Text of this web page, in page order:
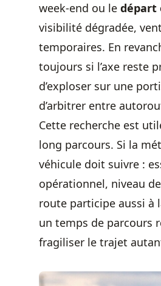
week-end ou le départ
visibilité dégradée,
temporaires. En
toujours si l’axe reste
d’exploser sur une
d’arbitrer entre
Cette recherche est
long parcours. Si la
véhicule doit suivre :
opérationnel, niveau
route participe aussi à
un temps de parcours
fragiliser le trajet